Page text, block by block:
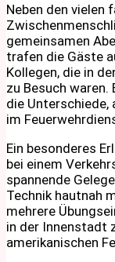
Neben den vielen
gemeinsamen
trafen die Gäste
Kollegen, die in
zu Besuch
die Unterschiede,
im
Ein besonderes
bei einem
spannende
Technik hautnah
mehrere
in der Innenstadt
amerikanischen